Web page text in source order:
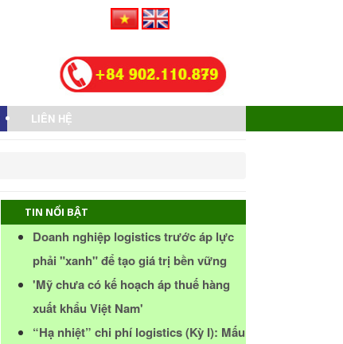
LIÊN HỆ
TIN NỔI BẬT
Doanh nghiệp logistics trước áp lực
phải "xanh" để tạo giá trị bền vững
'Mỹ chưa có kế hoạch áp thuế hàng
xuất khẩu Việt Nam'
“Hạ nhiệt” chi phí logistics (Kỳ I): Mấu